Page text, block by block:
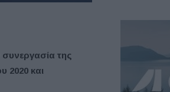
της
2020 και